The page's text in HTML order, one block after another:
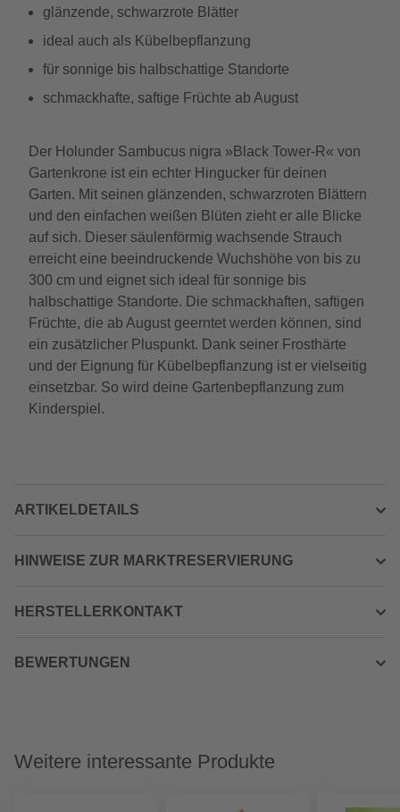
glänzende, schwarzrote Blätter
ideal auch als Kübelbepflanzung
für sonnige bis halbschattige Standorte
schmackhafte, saftige Früchte ab August
Der Holunder Sambucus nigra »Black Tower-R« von
Gartenkrone ist ein echter Hingucker für deinen
Garten. Mit seinen glänzenden, schwarzroten Blättern
und den einfachen weißen Blüten zieht er alle Blicke
auf sich. Dieser säulenförmig wachsende Strauch
erreicht eine beeindruckende Wuchshöhe von bis zu
300 cm und eignet sich ideal für sonnige bis
halbschattige Standorte. Die schmackhaften, saftigen
Früchte, die ab August geerntet werden können, sind
ein zusätzlicher Pluspunkt. Dank seiner Frosthärte
und der Eignung für Kübelbepflanzung ist er vielseitig
einsetzbar. So wird deine Gartenbepflanzung zum
Kinderspiel.
ARTIKELDETAILS
HINWEISE ZUR MARKTRESERVIERUNG
HERSTELLERKONTAKT
BEWERTUNGEN
Weitere interessante Produkte